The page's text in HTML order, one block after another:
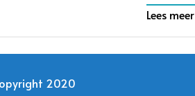
Lees meer
2020